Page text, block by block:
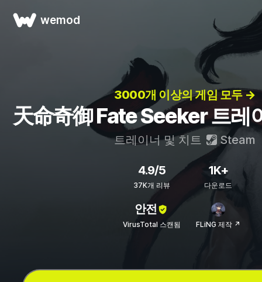
wemod
3000개 이상의 게임 모두 →
天命奇御 Fate Seeker 트레
트레이너 및 치트 Steam
4.9/5
37K개 리뷰
1K+
다운로드
안전
VirusTotal 스캔됨 FLiNG 제작 ↗